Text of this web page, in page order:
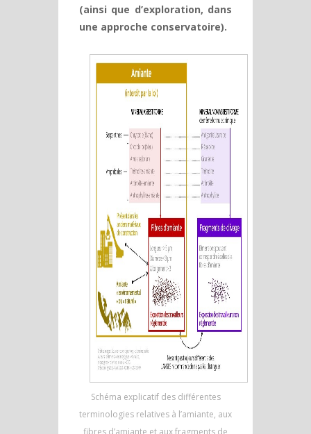
(ainsi que d’exploration, dans
une approche conservatoire).
Schéma explicatif des différentes
terminologies relatives à l’amiante, aux